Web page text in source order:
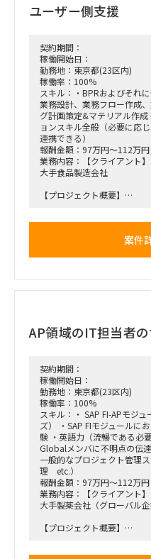
・SAP保守立ち上げに必要
・運用開始に向けた支援業務
ユーザー側支援
契約期間：
稼働開始日：
勤務地：東京都(23区内)
稼働率：100%
スキル：・BPRおよびそれ
業務設計、業務フロー作成
グ計画策定&マテリアル作
ョンスキル全般（必要に応
連携できる）
報酬金額：97万円～112万円
業務内容：【クライアント】
大手食品製造会社
【プロジェクト概要】
・親会社とグローバル展開
・当該プロジェクトのBiz支
ニュアル修正等のドキュメ
【期間】
・26年1月以降～終了時期未
【働き方】
・オンサイト・リモート併用
・ 現状週1日のオンサイト
ス）
案件
AP領域のIT担当者
契約期間：
稼働開始日：
勤務地：東京都(23区内)
稼働率：100%
スキル：・ SAP FI-APモジ
ズ） ・SAP FIモジュールに
験 ・英語力（流暢である必
Globalメンバに不明点の伝
一般的なプロジェクト管理
理 etc.）
報酬金額：97万円～112万円
業務内容：【クライアント】
大手製薬会社（グローバル企
【プロジェクト概要】